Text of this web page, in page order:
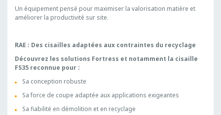
Un équipement pensé pour maximiser la valorisation matière et
améliorer la productivité sur site.
RAE : Des cisailles adaptées aux contraintes du recyclage
Découvrez les solutions Fortress et notamment la cisaille
FS35 reconnue pour :
Sa conception robuste
Sa force de coupe adaptée aux applications exigeantes
Sa fiabilité en démolition et en recyclage